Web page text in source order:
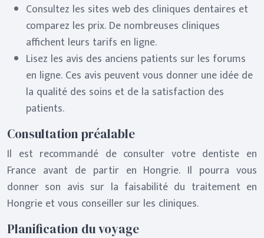
Consultez les sites web des cliniques dentaires et
comparez les prix. De nombreuses cliniques
affichent leurs tarifs en ligne.
Lisez les avis des anciens patients sur les forums
en ligne. Ces avis peuvent vous donner une idée de
la qualité des soins et de la satisfaction des
patients.
Consultation préalable
Il est recommandé de consulter votre dentiste en
France avant de partir en Hongrie. Il pourra vous
donner son avis sur la faisabilité du traitement en
Hongrie et vous conseiller sur les cliniques.
Planification du voyage